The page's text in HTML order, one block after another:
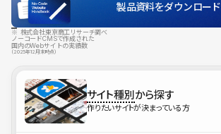
製品資料をダウンロード
※ 株式会社東京商工リサーチ調べ
ノーコードCMSで作成された
国内のWebサイトの実績数
（2025年12月末時点）
サイト種別から探す
作りたいサイトが決まっている方